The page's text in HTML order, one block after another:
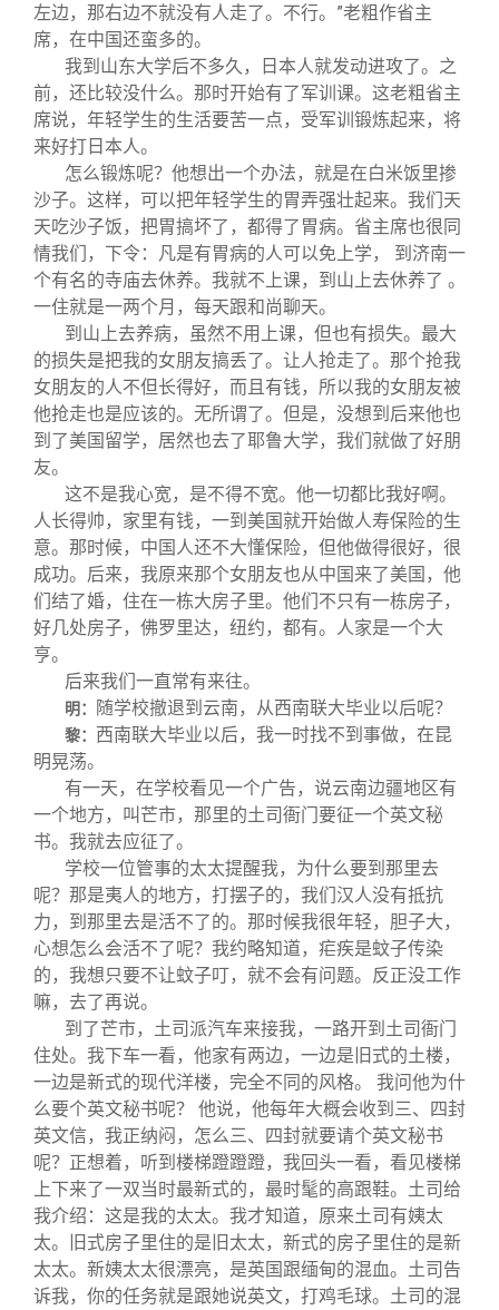
左边，那右边不就没有人走了。不行。”老粗作省主
席，在中国还蛮多的。
我到山东大学后不多久，日本人就发动进攻了。之
前，还比较没什么。那时开始有了军训课。这老粗省主
席说，年轻学生的生活要苦一点，受军训锻炼起来，将
来好打日本人。
怎么锻炼呢？他想出一个办法，就是在白米饭里掺
沙子。这样，可以把年轻学生的胃弄强壮起来。我们天
天吃沙子饭，把胃搞坏了，都得了胃病。省主席也很同
情我们，下令：凡是有胃病的人可以免上学， 到济南一
个有名的寺庙去休养。我就不上课，到山上去休养了 。
一住就是一两个月，每天跟和尚聊天。
到山上去养病，虽然不用上课，但也有损失。最大
的损失是把我的女朋友搞丢了。让人抢走了。那个抢我
女朋友的人不但长得好，而且有钱，所以我的女朋友被
他抢走也是应该的。无所谓了。但是，没想到后来他也
到了美国留学，居然也去了耶鲁大学，我们就做了好朋
友。
这不是我心宽，是不得不宽。他一切都比我好啊。
人长得帅，家里有钱，一到美国就开始做人寿保险的生
意。那时候，中国人还不大懂保险，但他做得很好，很
成功。后来，我原来那个女朋友也从中国来了美国，他
们结了婚，住在一栋大房子里。他们不只有一栋房子，
好几处房子，佛罗里达，纽约，都有。人家是一个大
亨。
后来我们一直常有来往。
明： 随学校撤退到云南，从西南联大毕业以后呢？
黎： 西南联大毕业以后，我一时找不到事做，在昆
明晃荡。
有一天，在学校看见一个广告，说云南边疆地区有
一个地方，叫芒市，那里的土司衙门要征一个英文秘
书。我就去应征了。
学校一位管事的太太提醒我，为什么要到那里去
呢？那是夷人的地方，打摆子的，我们汉人没有抵抗
力，到那里去是活不了的。那时候我很年轻，胆子大，
心想怎么会活不了呢？我约略知道，疟疾是蚊子传染
的，我想只要不让蚊子叮，就不会有问题。反正没工作
嘛，去了再说。
到了芒市，土司派汽车来接我，一路开到土司衙门
住处。我下车一看，他家有两边，一边是旧式的土楼，
一边是新式的现代洋楼，完全不同的风格。 我问他为什
么要个英文秘书呢？ 他说，他每年大概会收到三、四封
英文信，我正纳闷，怎么三、四封就要请个英文秘书
呢？正想着，听到楼梯蹬蹬蹬，我回头一看，看见楼梯
上下来了一双当时最新式的，最时髦的高跟鞋。土司给
我介绍：这是我的太太。我才知道，原来土司有姨太
太。旧式房子里住的是旧太太，新式的房子里住的是新
太太。新姨太太很漂亮，是英国跟缅甸的混血。土司告
诉我，你的任务就是跟她说英文，打鸡毛球。土司的混